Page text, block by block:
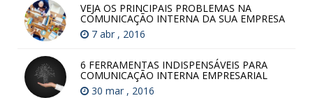
VEJA OS PRINCIPAIS PROBLEMAS NA
COMUNICAÇÃO INTERNA DA SUA EMPRESA
7 abr , 2016
6 FERRAMENTAS INDISPENSÁVEIS PARA
COMUNICAÇÃO INTERNA EMPRESARIAL
30 mar , 2016